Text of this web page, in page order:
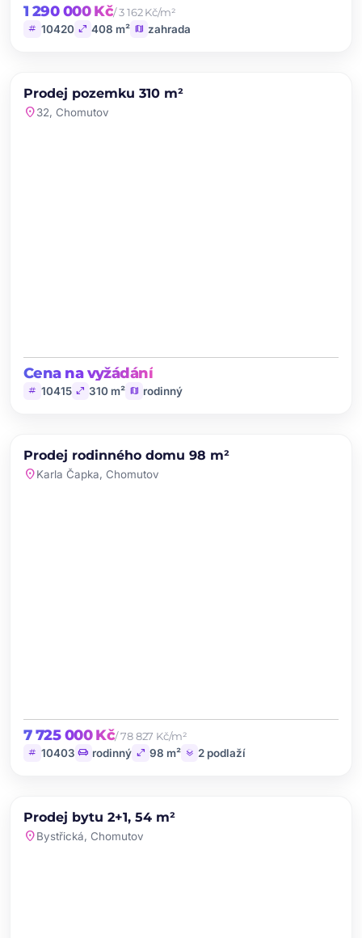
1 290 000 Kč/ 3 162 Kč/m²
tag 10420 open_in_full 408 m² map zahrada
PRODEJ
Prodej pozemku 310 m²
location_on32, Chomutov
Cena na vyžádání
tag 10415 open_in_full 310 m² map rodinný
PRODEJ
Prodej rodinného domu 98 m²
location_onKarla Čapka, Chomutov
7 725 000 Kč/ 78 827 Kč/m²
tag 10403 chair rodinný open_in_full 98 m² layers 2 podlaží
PRODEJ
Prodej bytu 2+1, 54 m²
location_onBystřická, Chomutov